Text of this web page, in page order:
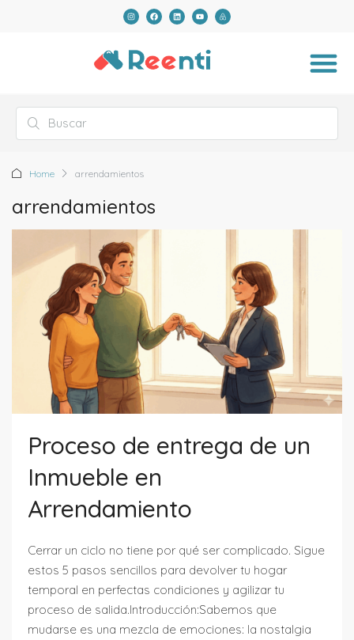
Home arrendamientos
arrendamientos
Proceso de entrega de un
Inmueble en
Arrendamiento
Cerrar un ciclo no tiene por qué ser complicado. Sigue
estos 5 pasos sencillos para devolver tu hogar
temporal en perfectas condiciones y agilizar tu
proceso de salida.Introducción:Sabemos que
mudarse es una mezcla de emociones: la nostalgia